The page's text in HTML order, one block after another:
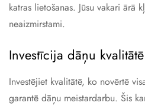
katras lietošanas. Jūsu vakari ārā
neaizmirstami.
Investīcija dāņu
Investējiet kvalitātē, ko novērtē
garantē dāņu meistardarbu. Šis